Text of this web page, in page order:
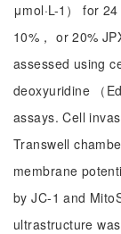
μmol·L-1） for
10%， or 20%
assessed using
deoxyuridine （
assays. Cell
Transwell
membrane
by JC-1 and
ultrastructure